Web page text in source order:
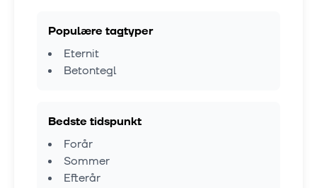
Populære tagtyper
Eternit
Betontegl
Bedste tidspunkt
Forår
Sommer
Efterår